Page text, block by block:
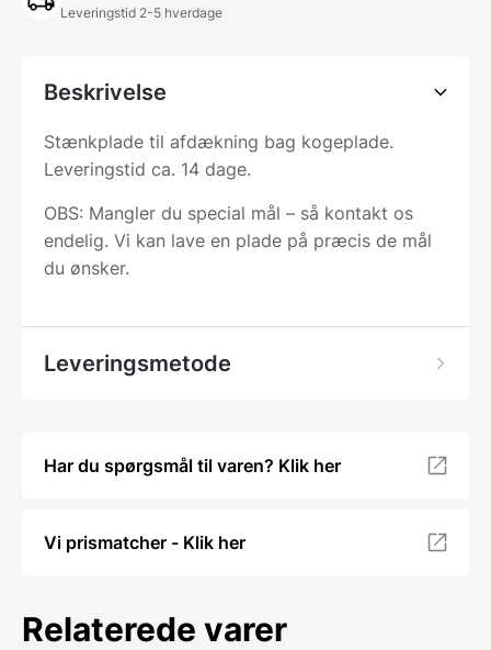
Leveringstid 2-5 hverdage
Beskrivelse
Stænkplade til afdækning bag kogeplade.
Leveringstid ca. 14 dage.
OBS: Mangler du special mål – så kontakt os
endelig. Vi kan lave en plade på præcis de mål
du ønsker.
Leveringsmetode
Har du spørgsmål til varen? Klik her
Vi prismatcher - Klik her
Relaterede varer